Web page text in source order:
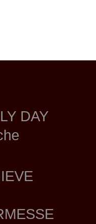
DAY
Noche